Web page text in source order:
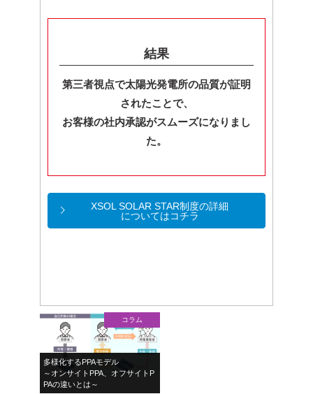
結果
第三者視点で太陽光発電所の品質が証明
されたことで、
お客様の社内承認がスムーズになりまし
た。
XSOL SOLAR STAR制度の詳細
についてはコチラ
コラム
多様化するPPAモデル
～オンサイトPPA、オフサイトP
PAの違いとは～